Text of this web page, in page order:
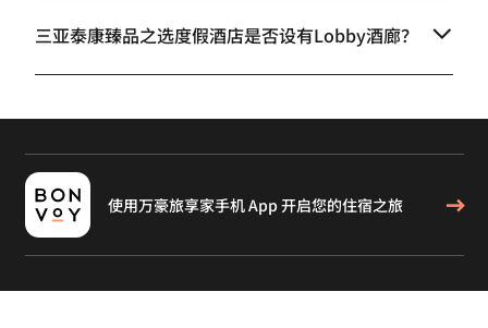
三亚泰康臻品之选度假酒店是否设有Lobby酒廊？
使用万豪旅享家手机 App 开启您的住宿之旅